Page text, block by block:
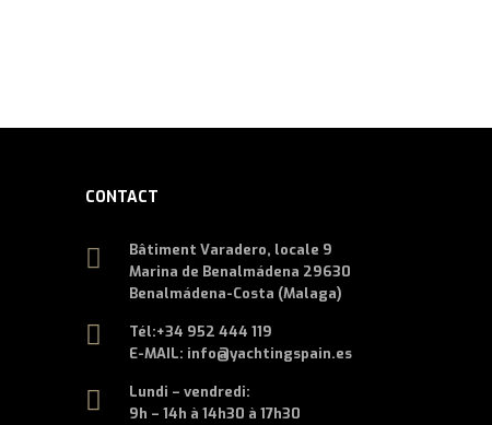
CONTACT
Bâtiment Varadero, locale 9
Marina de Benalmádena 29630
Benalmádena-Costa (Malaga)
Tél:+34 952 444 119
E-MAIL: info@yachtingspain.es
Lundi – vendredi:
9h – 14h à 14h30 à 17h30